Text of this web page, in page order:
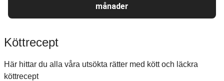
månader
Köttrecept
Här hittar du alla våra utsökta rätter med kött och läckra
köttrecept